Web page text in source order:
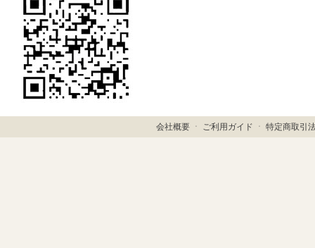
会社概要ㆍ ご利用ガイド ㆍ 特定商取引